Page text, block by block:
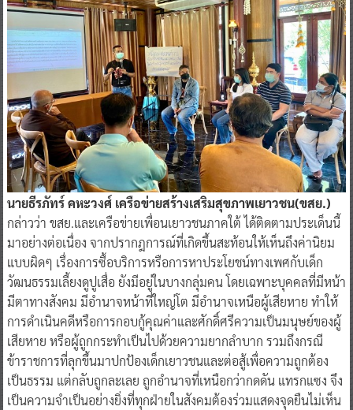
นายธีรภัทร์ คหะวงศ์ เครือข่ายสร้างเสริมสุขภาพเยาวชน(ขสย.)
กล่าวว่า ขสย.และเครือข่ายเพื่อนเยาวชนภาคใต้ ได้ติดตามประเด็นนี้
มาอย่างต่อเนื่อง จากปรากฎการณ์ที่เกิดขึ้นสะท้อนให้เห็นถึงค่านิยม
แบบผิดๆ เรื่องการซื้อบริการหรือการหาประโยชน์ทางเพศกับเด็ก
วัฒนธรรมเลี้ยงดูปูเสื่อ ยังมีอยู่ในบางกลุ่มคน โดยเฉพาะบุคคลที่มีหน้า
มีตาทางสังคม มีอำนาจหน้าที่ใหญ่โต มีอำนาจเหนือผู้เสียหาย ทำให้
การดำเนินคดีหรือการกอบกู้คุณค่าและศักดิ์ศรีความเป็นมนุษย์ของผู้
เสียหาย หรือผู้ถูกกระทำเป็นไปด้วยความยากลำบาก รวมถึงกรณี
ข้าราชการที่ลุกขึ้นมาปกป้องเด็กเยาวชนและต่อสู้เพื่อความถูกต้อง
เป็นธรรม แต่กลับถูกละเลย ถูกอำนาจที่เหนือกว่ากดดัน แทรกแซง จึง
เป็นความจำเป็นอย่างยิ่งที่ทุกฝ่ายในสังคมต้องร่วมแสดงจุดยืนไม่เห็น